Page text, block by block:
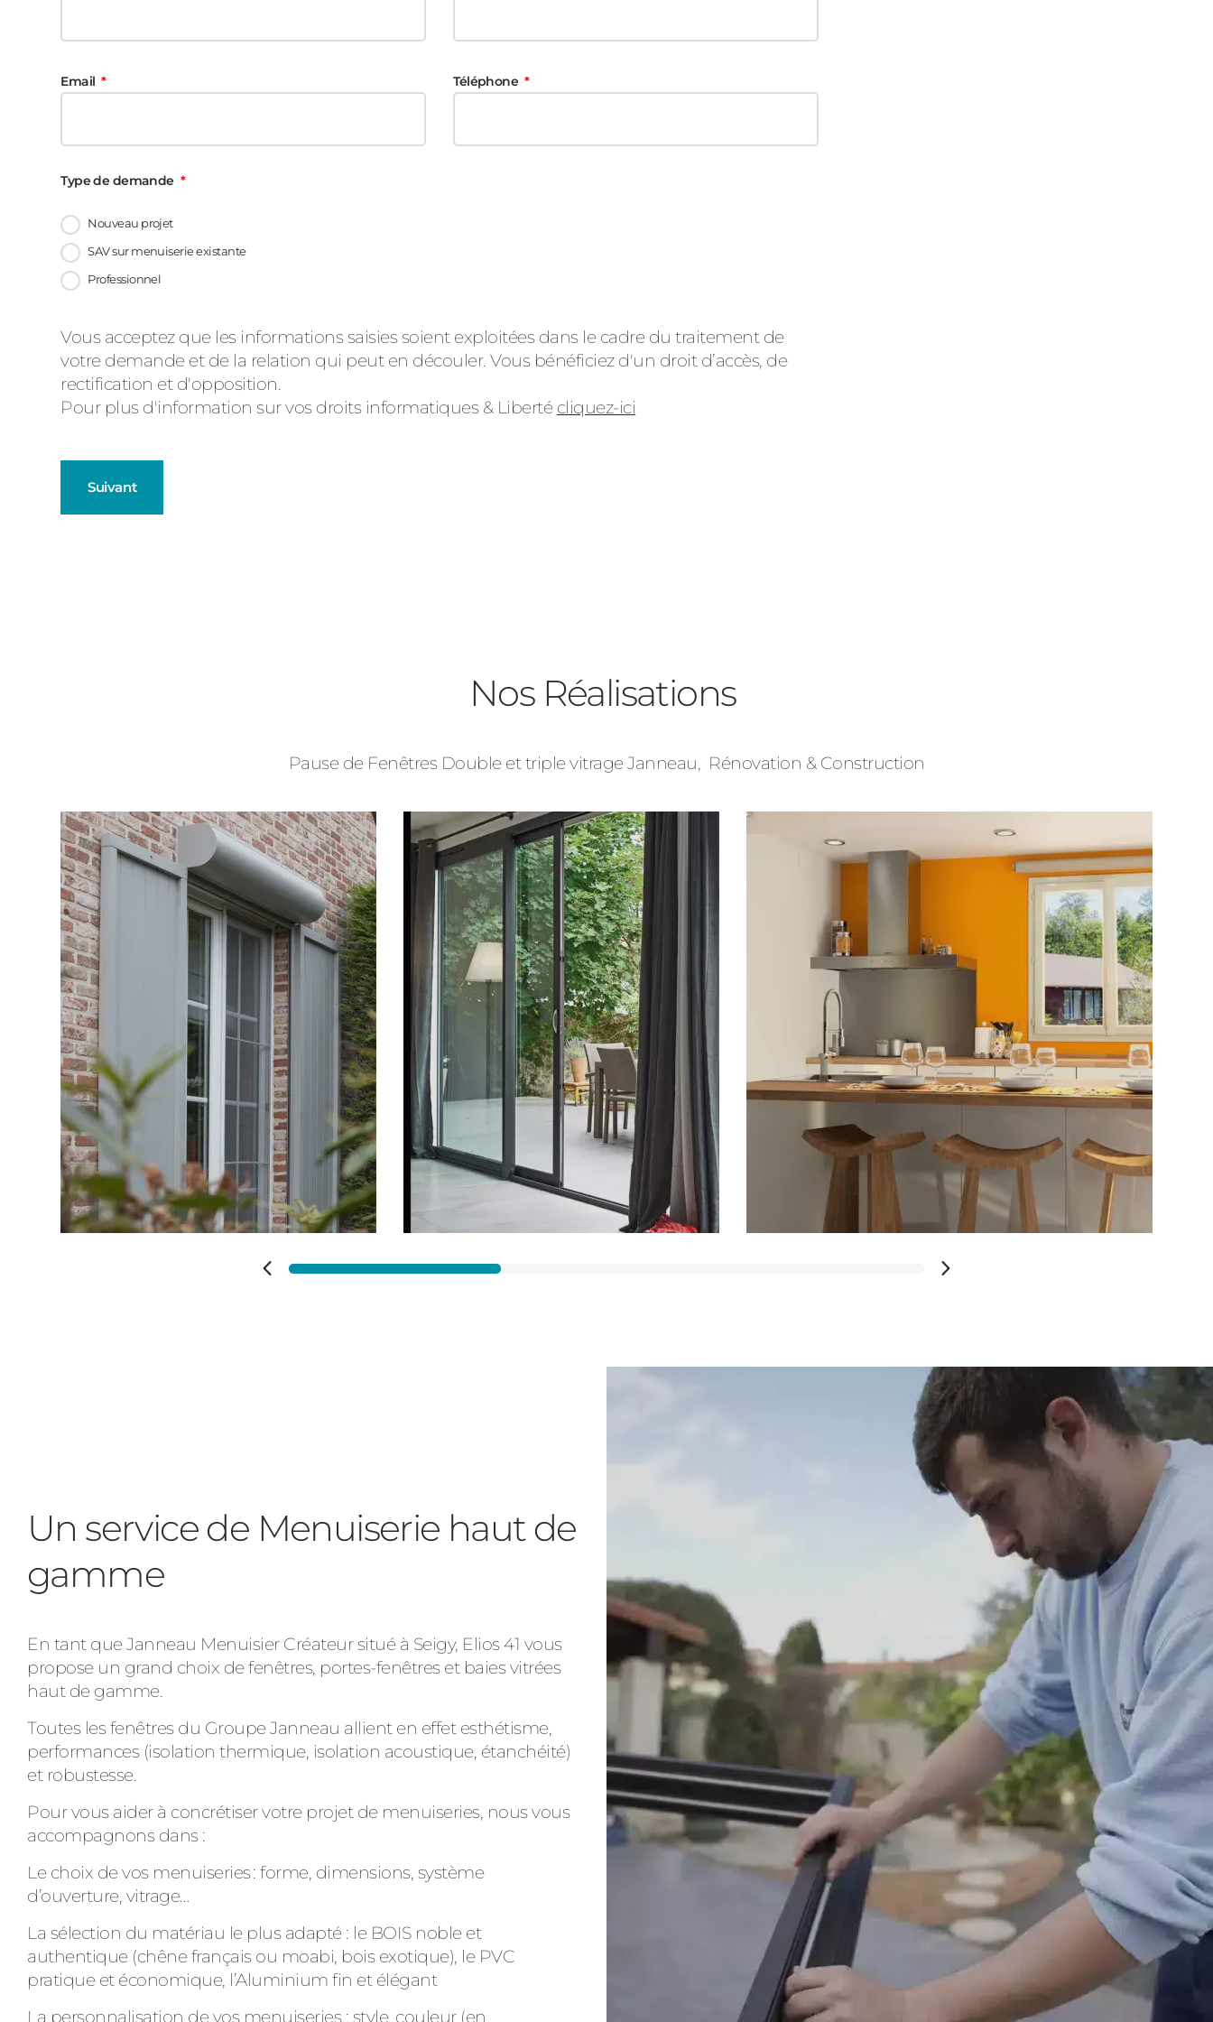
Email Téléphone
Type de demande
Nouveau projet
SAV sur menuiserie existante
Professionnel
Message
d'état
Vous acceptez que les informations saisies soient exploitées dans le cadre du traitement de
votre demande et de la relation qui peut en découler. Vous bénéficiez d'un droit d’accès, de
rectification et d'opposition.
Pour plus d'information sur vos droits informatiques & Liberté cliquez-ici
Suivant
Appartement
Autre
Vos disponibilités
Adresse des travaux
Code Postal des travaux Ville des travaux
Nos Réalisations
Pause de Fenêtres Double et triple vitrage Janneau, Rénovation & Construction
Un service de Menuiserie haut de
gamme
En tant que Janneau Menuisier Créateur situé à Seigy, Elios 41 vous
propose un grand choix de fenêtres, portes-fenêtres et baies vitrées
haut de gamme.
Toutes les fenêtres du Groupe Janneau allient en effet esthétisme,
performances (isolation thermique, isolation acoustique, étanchéité)
et robustesse.
Pour vous aider à concrétiser votre projet de menuiseries, nous vous
accompagnons dans :
Le choix de vos menuiseries : forme, dimensions, système
d’ouverture, vitrage…
La sélection du matériau le plus adapté : le BOIS noble et
authentique (chêne français ou moabi, bois exotique), le PVC
pratique et économique, l’Aluminium fin et élégant
La personnalisation de vos menuiseries : style, couleur (en